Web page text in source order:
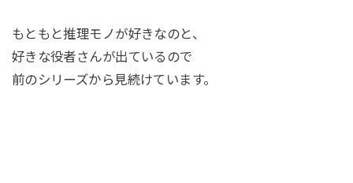
もともと推理モノが好きなのと、
好きな役者さんが出ているので
前のシリーズから見続けています。